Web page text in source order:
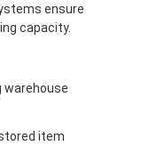
ensure
capacity.
warehouse
item